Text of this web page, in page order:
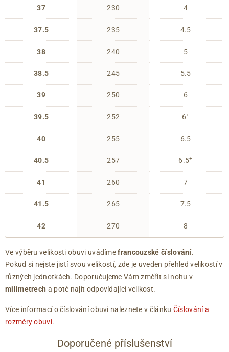
37
37.5
38
38.5
39
39.5
40
40.5
41
41.5
42
230
235
240
245
250
252
255
257
260
265
270
4
4.5
5
5.5
6
6+
6.5
6.5+
7
7.5
8
Ve výběru velikosti obuvi uvádímefrancouzské číslování.
Pokud si nejste jistí svou velikostí, zde je uveden přehled velikostí v
různých jednotkách. Doporučujeme Vám změřit si nohu v
milimetrech a poté najít odpovídající velikost.
Více informací o číslování obuvi naleznete v článku Číslování a
rozměry obuvi.
Doporučené příslušenství